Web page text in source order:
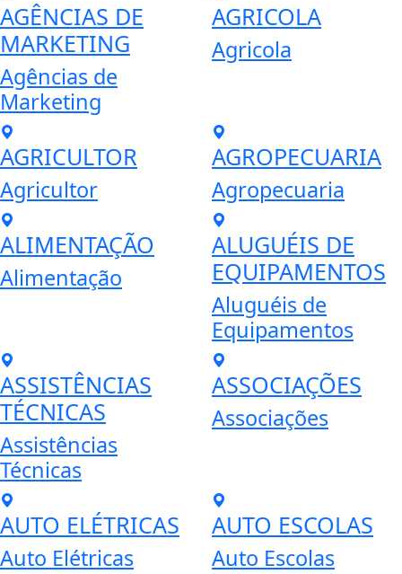
AGÊNCIAS DE
MARKETING
Agências de
Marketing
AGRICOLA
Agricola
AGRICULTOR
Agricultor
AGROPECUARIA
Agropecuaria
ALIMENTAÇÃO
Alimentação
ALUGUÉIS DE
EQUIPAMENTOS
Aluguéis de
Equipamentos
ASSISTÊNCIAS
TÉCNICAS
Assistências
Técnicas
ASSOCIAÇÕES
Associações
AUTO ELÉTRICAS
Auto Elétricas
AUTO ESCOLAS
Auto Escolas